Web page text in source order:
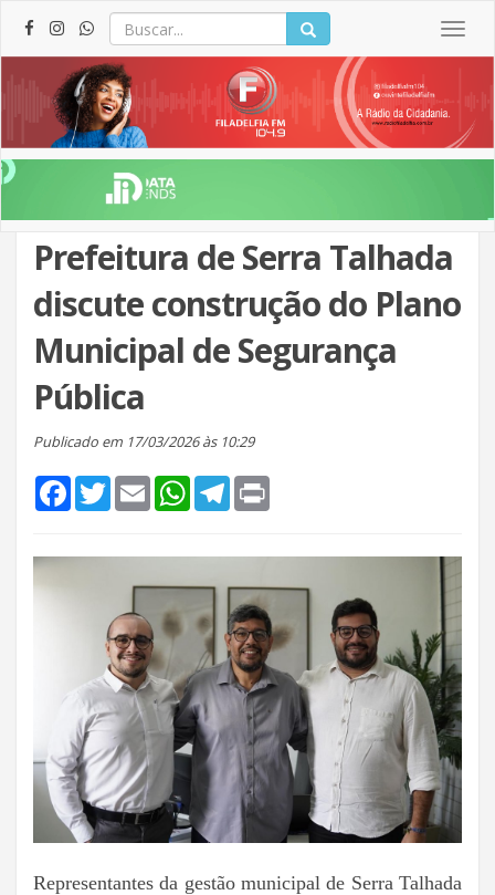
Prefeitura de Serra Talhada
discute construção do Plano
Municipal de Segurança
Pública
Publicado em 17/03/2026 às 10:29
FacebookTwitterEmail WhatsApp
Telegram
Representantes da gestão municipal de Serra Talhada